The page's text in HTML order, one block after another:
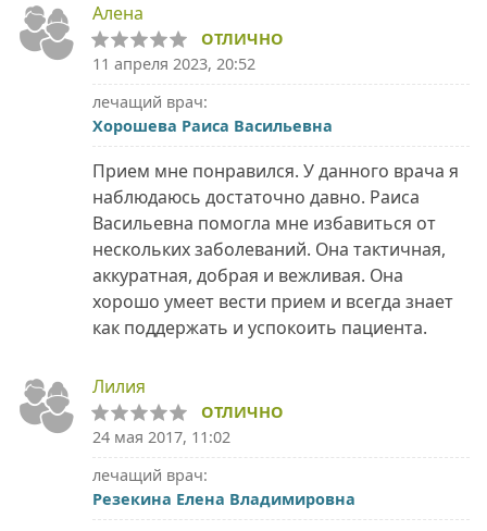
Алена
ОТЛИЧНО
11 апреля 2023, 20:52
лечащий врач:
Хорошева Раиса Васильевна
Прием мне понравился. У данного врача я
наблюдаюсь достаточно давно. Раиса
Васильевна помогла мне избавиться от
нескольких заболеваний. Она тактичная,
аккуратная, добрая и вежливая. Она
хорошо умеет вести прием и всегда знает
как поддержать и успокоить пациента.
Лилия
ОТЛИЧНО
24 мая 2017, 11:02
лечащий врач:
Резекина Елена Владимировна